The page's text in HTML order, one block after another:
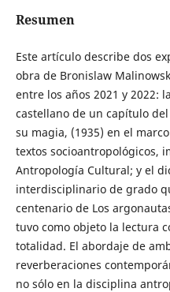
Resumen
Este artículo describe dos
obra de Bronislaw
entre los años 2021 y 2022:
castellano de un capítulo
su magia, (1935) en el
textos socioantropológicos,
Antropología Cultural; y el
interdisciplinario de grado
centenario de Los
tuvo como objeto la lectura
totalidad. El abordaje de
reverberaciones
no sólo en la disciplina